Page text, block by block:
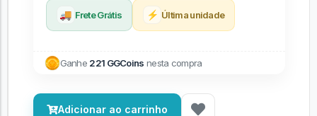
🚚 Frete Grátis ⚡ Última unidade
Ganhe 221 GGCoins nesta compra
Adicionar ao carrinho